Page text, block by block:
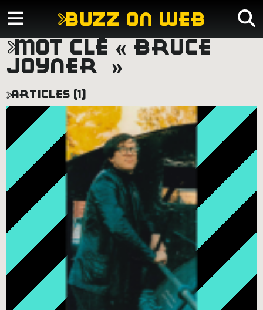
buzz on web
mot clé « bruce
joyner »
articles (1)